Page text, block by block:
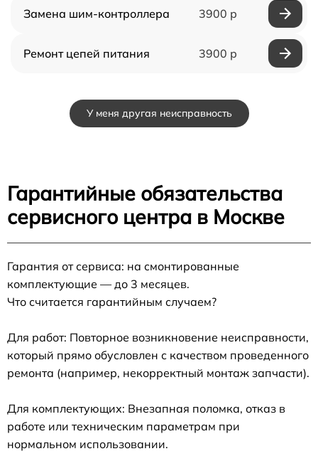
Замена шим-контроллера 3900 р
Ремонт цепей питания 3900 р
У меня другая неисправность
Гарантийные обязательства
сервисного центра в Москве
Гарантия от сервиса: на смонтированные
комплектующие — до 3 месяцев.
Что считается гарантийным случаем?
Для работ: Повторное возникновение неисправности,
который прямо обусловлен с качеством проведенного
ремонта (например, некорректный монтаж запчасти).
Для комплектующих: Внезапная поломка, отказ в
работе или техническим параметрам при
нормальном использовании.